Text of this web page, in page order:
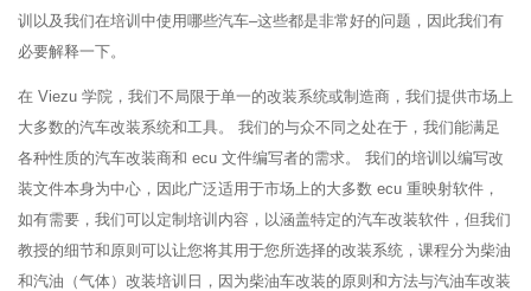
训以及我们在培训中使用哪些汽车–这些都是非常好的问题，因此我们有
必要解释一下。
在 Viezu 学院，我们不局限于单一的改装系统或制造商，我们提供市场上
大多数的汽车改装系统和工具。 我们的与众不同之处在于，我们能满足
各种性质的汽车改装商和 ecu 文件编写者的需求。 我们的培训以编写改
装文件本身为中心，因此广泛适用于市场上的大多数 ecu 重映射软件，
如有需要，我们可以定制培训内容，以涵盖特定的汽车改装软件，但我们
教授的细节和原则可以让您将其用于您所选择的改装系统，课程分为柴油
和汽油（气体）改装培训日，因为柴油车改装的原则和方法与汽油车改装